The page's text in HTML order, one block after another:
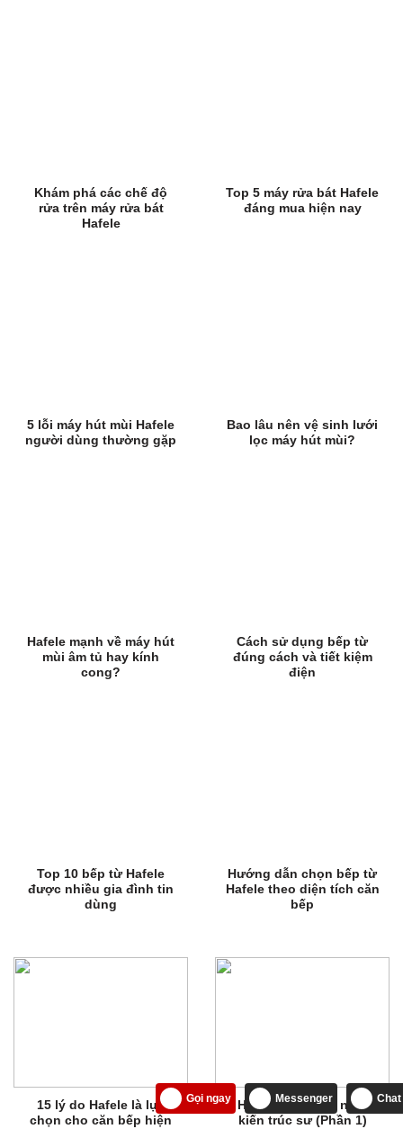
Khám phá các chế độ
rửa trên máy rửa bát
Hafele
Top 5 máy rửa bát Hafele
đáng mua hiện nay
5 lỗi máy hút mùi Hafele
người dùng thường gặp
Bao lâu nên vệ sinh lưới
lọc máy hút mùi?
Hafele mạnh về máy hút
mùi âm tủ hay kính
cong?
Cách sử dụng bếp từ
đúng cách và tiết kiệm
điện
Top 10 bếp từ Hafele
được nhiều gia đình tin
dùng
Hướng dẫn chọn bếp từ
Hafele theo diện tích căn
bếp
15 lý do Hafele là lựa
chọn cho căn bếp hiện
Hafele dưới góc nhìn
kiến trúc sư (Phần 1)
Gọi ngay Messenger